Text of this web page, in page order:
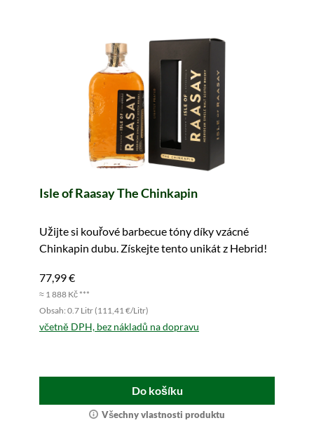
Isle of Raasay The Chinkapin
Užijte si kouřové barbecue tóny díky vzácné
Chinkapin dubu. Získejte tento unikát z Hebrid!
77,99 €
≈ 1 888 Kč ***
Obsah: 0.7 Litr (111,41 €/Litr)
včetně DPH, bez nákladů na dopravu
Do košíku
Všechny vlastnosti produktu